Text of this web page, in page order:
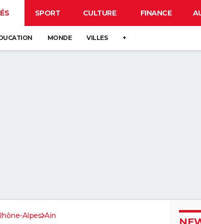
SPORT CULTURE FINANCE
MONDE VILLES +
Alpes Ain